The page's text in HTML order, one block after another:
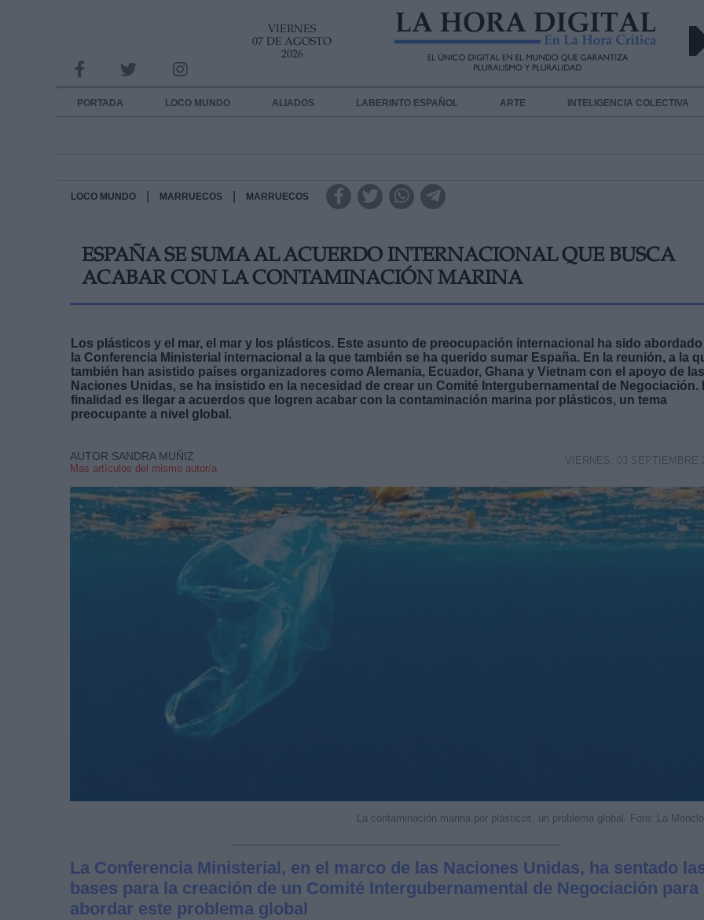
VIERNES
07 DE AGOSTO
2026
PORTADA LOCO MUNDO ALIADOS LABERINTO ESPAÑOL ARTE INTELIGENCIA COLECTIVA
LOCO MUNDO MARRUECOS MARRUECOS
ESPAÑA SE SUMA AL ACUERDO INTERNACIONAL QUE BUSCA
ACABAR CON LA CONTAMINACIÓN MARINA
Los plásticos y el mar, el mar y los plásticos. Este asunto de preocupación internacional ha sido
la Conferencia Ministerial internacional a la que también se ha querido sumar España. En la reunión, a la
también han asistido países organizadores como Alemania, Ecuador, Ghana y Vietnam con el apoyo de las
Naciones Unidas, se ha insistido en la necesidad de crear un Comité Intergubernamental de Negociación.
finalidad es llegar a acuerdos que logren acabar con la contaminación marina por plásticos, un tema
preocupante a nivel global.
AUTOR SANDRA MUÑIZ
Mas artículos del mismo autor/a
VIERNES, 03 SEPTIEMBRE
La contaminación marina por plásticos, un problema global. Foto: La
La Conferencia Ministerial, en el marco de las Naciones Unidas, ha sentado
bases para la creación de un Comité Intergubernamental de Negociación para
abordar este problema global
INFORMACION SOBRE LA PROTECCIÓN DE TUS DATOS
Responsable:
Destinatarios:
link
Información adicional
link